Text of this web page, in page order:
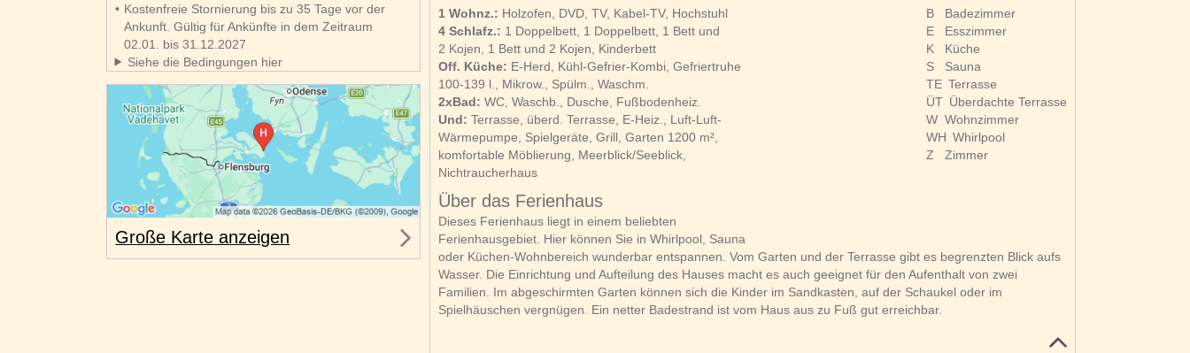
B
Badezimmer
E
Esszimmer
K
Küche
S
Sauna
TE Terrasse
ÜT Überdachte Terrasse
W Wohnzimmer
WH Whirlpool
Z
Zimmer
1 Wohnz.: Holzofen, DVD, TV, Kabel-TV, Hochstuhl
4 Schlafz.: 1 Doppelbett, 1 Doppelbett, 1 Bett und
2 Kojen, 1 Bett und 2 Kojen, Kinderbett
Off. Küche: E-Herd, Kühl-Gefrier-Kombi, Gefriertruhe
100-139 l., Mikrow., Spülm., Waschm.
2xBad: WC, Waschb., Dusche, Fußbodenheiz.
Und: Terrasse, überd. Terrasse, E-Heiz., Luft-Luft-
Wärmepumpe, Spielgeräte, Grill, Garten 1200 m²,
komfortable Möblierung, Meerblick/Seeblick,
Nichtraucherhaus
Über das Ferienhaus
Dieses Ferienhaus liegt in einem beliebten
Ferienhausgebiet. Hier können Sie in Whirlpool, Sauna
oder Küchen-Wohnbereich wunderbar entspannen. Vom Garten und der Terrasse gibt es begrenzten Blick aufs
Wasser. Die Einrichtung und Aufteilung des Hauses macht es auch geeignet für den Aufenthalt von zwei
Familien. Im abgeschirmten Garten können sich die Kinder im Sandkasten, auf der Schaukel oder im
Spielhäuschen vergnügen. Ein netter Badestrand ist vom Haus aus zu Fuß gut erreichbar.
Kostenfreie Stornierung bis zu 35 Tage vor der
Ankunft. Gültig für Ankünfte in dem Zeitraum
02.01. bis 31.12.2027
Siehe die Bedingungen hier
Große Karte anzeigen